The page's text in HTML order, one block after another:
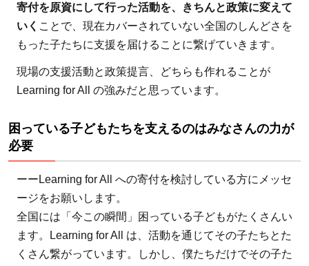
寄付を原資にして行った活動を、きちんと政策に変えて
いく ことで、現在カバーされていない全国のしんどさを
もった子たちに支援を届けることに繋げていきます。
現場の支援活動と政策提言、どちらも作れることが
Learning for All の強みだと思っています。
困っている子どもたちを支えるのはみなさんの力が
必要
ーーLearning for All への寄付を検討している方にメッセ
ージをお願いします。
全国には「今この瞬間」困っている子どもがたくさんい
ます。Learning for All は、活動を通じてその子たちとた
くさん繋がっています。しかし、僕たちだけでその子た